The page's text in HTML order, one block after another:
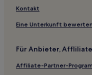
Hotels nahe Bahnhof
Chiba Hotels
Nakamachi Hotels
Hotels nahe Bahnhof
Kontakt
Eine Unterkunft bewerten
Für Anbieter,
Affiliate-Partner-